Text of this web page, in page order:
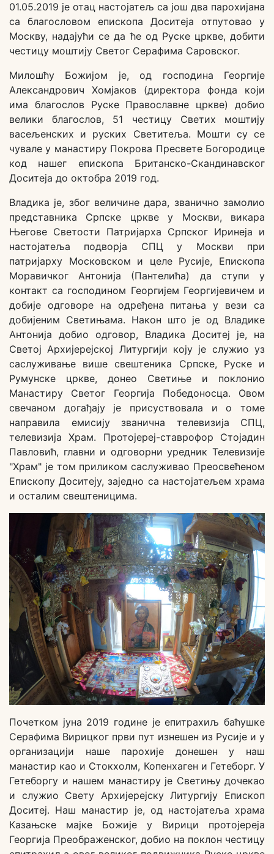
01.05.2019 је отац настојатељ са још два парохијана
са благословом епископа Доситеја отпутовао у
Москву, надајући се да ће од Руске цркве, добити
честицу моштију Светог Серафима Саровског.
Милошћу Божијом је, од господина Георгије
Александрович Хомјаков (директора фонда који
има благослов Руске Православне цркве) добио
велики благослов, 51 честицу Светих моштију
васељенских и руских Светитеља. Мошти су се
чувале у манастиру Покрова Пресвете Богородице
код нашег епископа Британско-Скандинавског
Доситеја до октобра 2019 год.
Владика је, због величине дара, званично замолио
представника Српске цркве у Москви, викара
Његове Светости Патријарха Српског Иринеја и
настојатеља подворја СПЦ у Москви при
патријарху Московском и целе Русије, Епископа
Моравичког Антонија (Пантелића) да ступи у
контакт са господином Георгијем Георгијевичем и
добије одговоре на одређена питања у вези са
добијеним Светињама. Након што је од Владике
Антонија добио одговор, Владика Доситеј је, на
Светој Архијерејској Литургији коју је служио уз
саслуживање више свештеника Српске, Руске и
Румунске цркве, донео Светиње и поклонио
Манастиру Светог Георгија Победоносца. Овом
свечаном догађају је присуствовала и о томе
направила емисију званична телевизија СПЦ,
телевизија Храм. Протојереј-ставрофор Стојадин
Павловић, главни и одговорни уредник Телевизије
"Храм" је том приликом саслуживао Преосвећеном
Епископу Доситеју, заједно са настојатељем храма
и осталим свештеницима.
Почетком јуна 2019 године је епитрахиљ баћушке
Серафима Вирицког први пут изнешен из Русије и у
организацији наше парохије донешен у наш
манастир као и Стокхолм, Копенхаген и Гетеборг. У
Гетеборгу и нашем манастиру је Светињу дочекао
и служио Свету Архијерејску Литургију Епископ
Доситеј. Наш манастир је, од настојатеља храма
Казањске мајке Божије у Вирици протојереја
Георгија Преображенског, добио на поклон честицу